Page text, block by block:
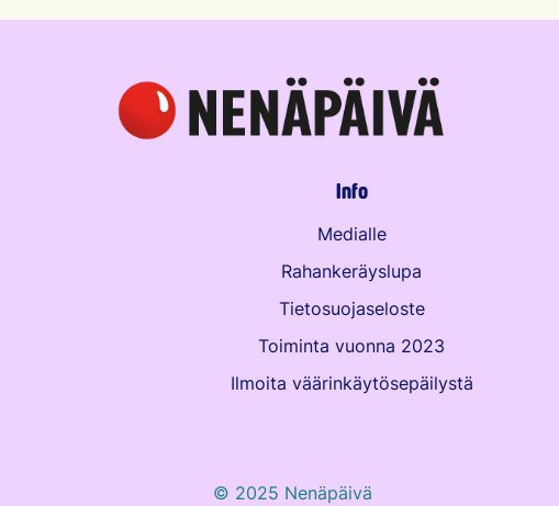
Info
Medialle
Rahankeräyslupa
Tietosuojaseloste
Toiminta vuonna 2023
Ilmoita väärinkäytös­epäilystä
© 2025 Nenäpäivä